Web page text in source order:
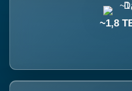
~1,8